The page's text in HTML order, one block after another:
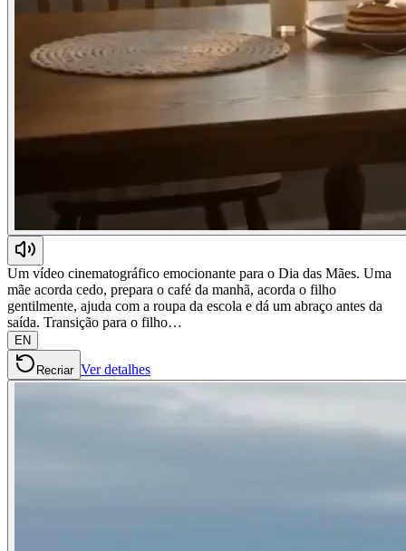
Um vídeo cinematográfico emocionante para o Dia das Mães. Uma
mãe acorda cedo, prepara o café da manhã, acorda o filho
gentilmente, ajuda com a roupa da escola e dá um abraço antes da
saída. Transição para o filho…
EN
Recriar Ver detalhes